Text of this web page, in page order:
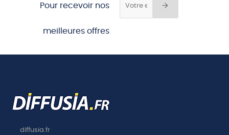
Pour recevoir nos
meilleures offres
diffusia.fr